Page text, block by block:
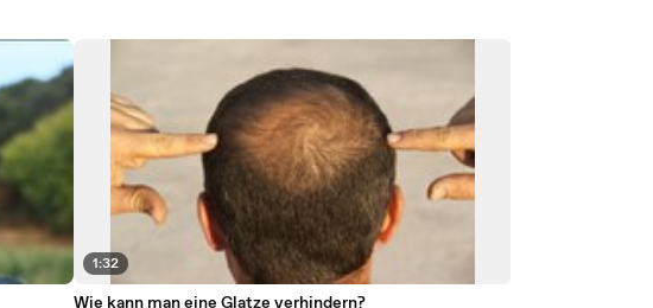
1:32
Wie kann man eine Glatze verhindern?